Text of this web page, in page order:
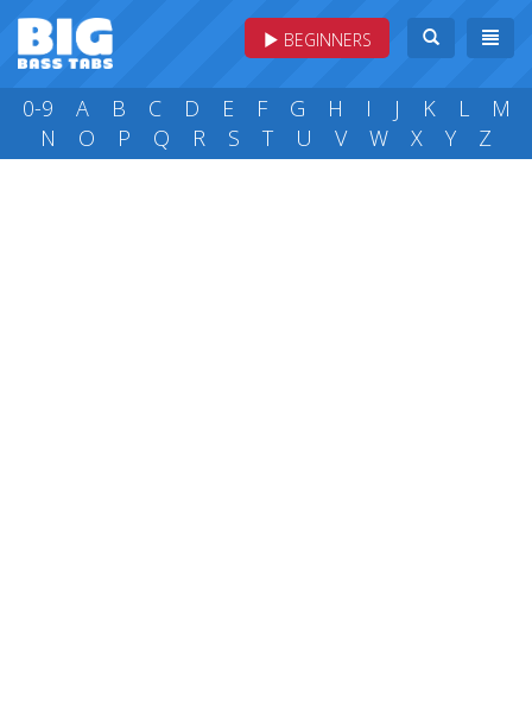
BEGINNERS
0-9 A B C D E F G H I J K L
M
N
O P Q R S T U V W X Y Z